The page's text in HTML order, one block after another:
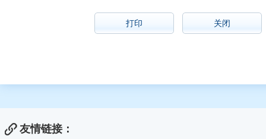
打印 关闭
友情链接：